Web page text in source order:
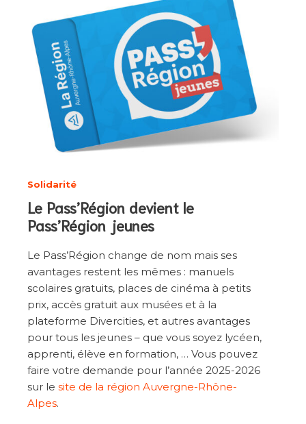
Solidarité
Le Pass’Région devient le
Pass’Région jeunes
Le Pass’Région change de nom mais ses
avantages restent les mêmes : manuels
scolaires gratuits, places de cinéma à petits
prix, accès gratuit aux musées et à la
plateforme Divercities, et autres avantages
pour tous les jeunes – que vous soyez lycéen,
apprenti, élève en formation, … Vous pouvez
faire votre demande pour l’année 2025-2026
sur le site de la région Auvergne-Rhône-
Alpes.